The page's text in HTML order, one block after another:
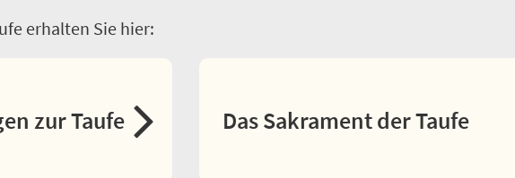
erhalten Sie hier:
zur Taufe Das Sakrament der Taufe